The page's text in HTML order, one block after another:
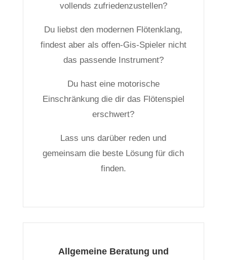
vollends zufriedenzustellen?
Du liebst den modernen Flötenklang,
findest aber als offen-Gis-Spieler nicht
das passende Instrument?
Du hast eine motorische
Einschränkung die dir das Flötenspiel
erschwert?
Lass uns darüber reden und
gemeinsam die beste Lösung für dich
finden.
Allgemeine Beratung und